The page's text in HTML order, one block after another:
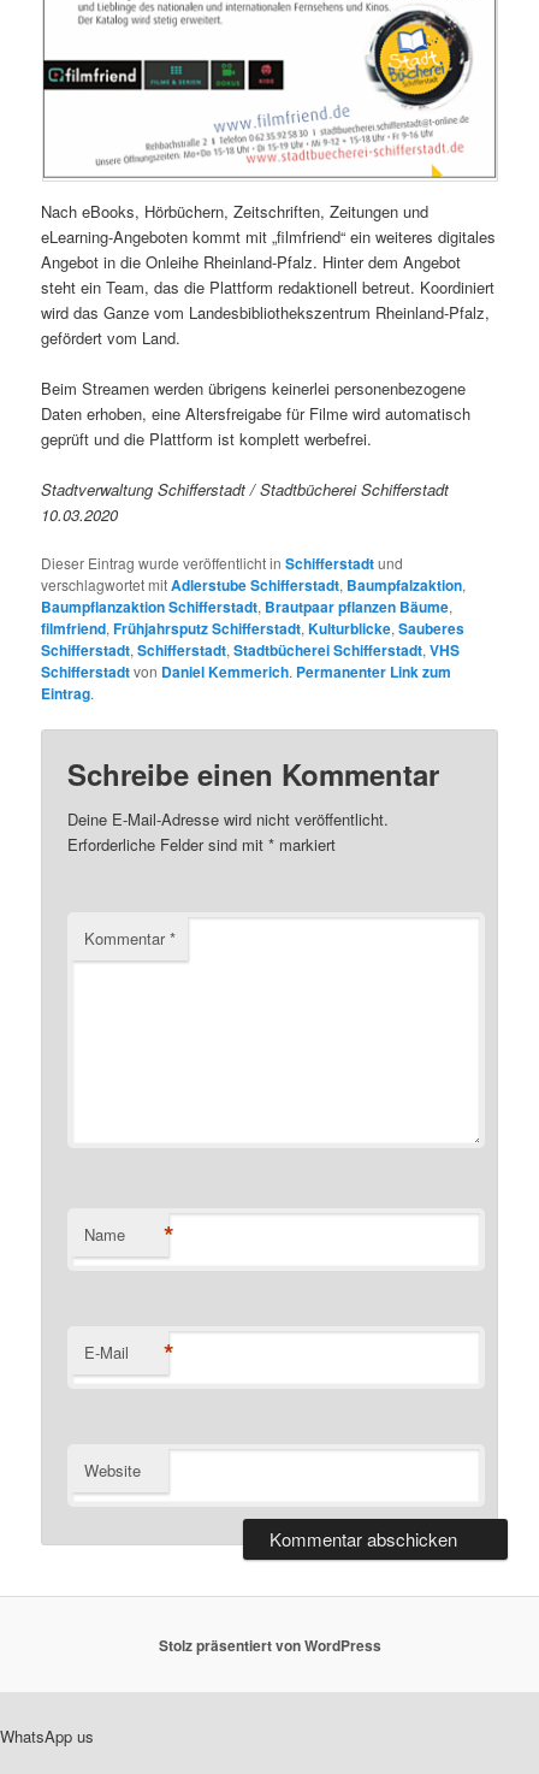
Nach eBooks, Hörbüchern, Zeitschriften, Zeitungen und
eLearning-Angeboten kommt mit „filmfriend“ ein weiteres digitales
Angebot in die Onleihe Rheinland-Pfalz. Hinter dem Angebot
steht ein Team, das die Plattform redaktionell betreut. Koordiniert
wird das Ganze vom Landesbibliothekszentrum Rheinland-Pfalz,
gefördert vom Land.
Beim Streamen werden übrigens keinerlei personenbezogene
Daten erhoben, eine Altersfreigabe für Filme wird automatisch
geprüft und die Plattform ist komplett werbefrei.
Stadtverwaltung Schifferstadt / Stadtbücherei Schifferstadt
10.03.2020
Dieser Eintrag wurde veröffentlicht inSchifferstadtund
verschlagwortet mitAdlerstube Schifferstadt, Baumpfalzaktion,
Baumpflanzaktion Schifferstadt, Brautpaar pflanzen Bäume,
filmfriend,Frühjahrsputz Schifferstadt,Kulturblicke,Sauberes
Schifferstadt,Schifferstadt,Stadtbücherei Schifferstadt,VHS
Schifferstadtvon Daniel Kemmerich. Permanenter Link zum
Eintrag.
Schreibe einen Kommentar
Deine E-Mail-Adresse wird nicht veröffentlicht.
Erforderliche Felder sind mit* markiert
Kommentar*
Name *
E-Mail *
Website
Stolz präsentiert von WordPress
WhatsApp us